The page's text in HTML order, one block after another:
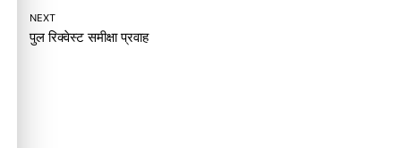
NEXT
पुल रिक्वेस्ट समीक्षा प्रवाह